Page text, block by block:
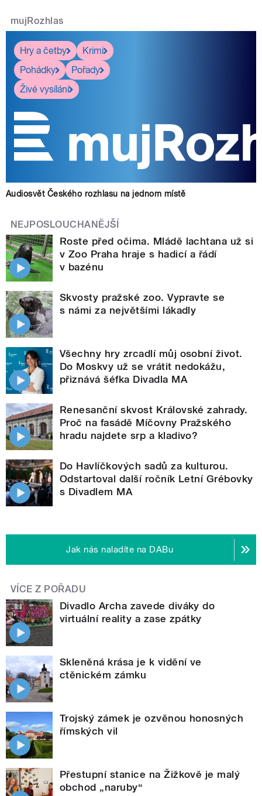
mujRozhlas
Hry a četby
Krimi
Pohádky
Pořady
Živé vysílání
Audiosvět Českého rozhlasu na jednom místě
NEJPOSLOUCHANĚJŠÍ
Roste před očima. Mládě lachtana už si
v Zoo Praha hraje s hadicí a řádí
v bazénu
Skvosty pražské zoo. Vypravte se
s námi za největšími lákadly
Všechny hry zrcadlí můj osobní život.
Do Moskvy už se vrátit nedokážu,
přiznává šéfka Divadla MA
Renesanční skvost Královské zahrady.
Proč na fasádě Míčovny Pražského
hradu najdete srp a kladivo?
Do Havlíčkových sadů za kulturou.
Odstartoval další ročník Letní Grébovky
s Divadlem MA
Jak nás naladíte na DABu
VÍCE Z POŘADU
Divadlo Archa zavede diváky do
virtuální reality a zase zpátky
Skleněná krása je k vidění ve
ctěnickém zámku
Trojský zámek je ozvěnou honosných
římských vil
Přestupní stanice na Žižkově je malý
obchod „naruby“